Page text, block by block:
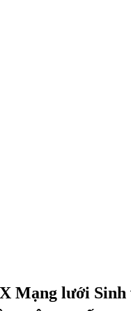
Mạng lưới